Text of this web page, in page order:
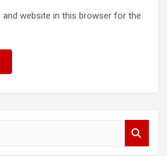
and website in this browser for the